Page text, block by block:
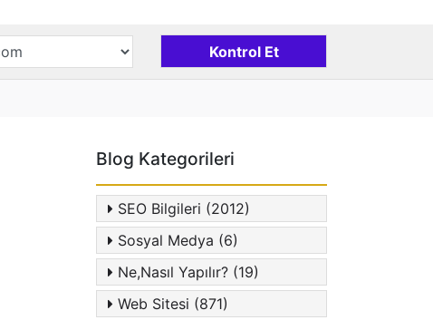
Blog Kategorileri
SEO Bilgileri (2012)
Sosyal Medya (6)
Ne,Nasıl Yapılır? (19)
Web Sitesi (871)